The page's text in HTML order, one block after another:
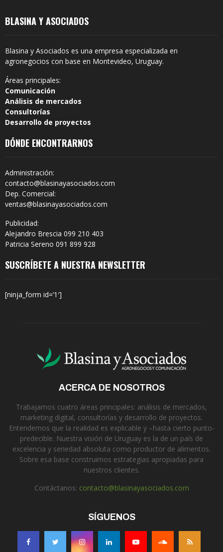
BLASINA Y ASOCIADOS
Blasina y Asociados es una empresa especializada en
agronegocios con base en Montevideo, Uruguay.
Áreas principales:
Comunicación
Análisis de mercados
Consultorías
Desarrollo de proyectos
DÓNDE ENCONTRARNOS
Administración:
contacto@blasinayasociados.com
Dep. Comercial:
ventas@blasinayasociados.com
Publicidad:
Alejandro Brescia 099 210 403
Patricia Sereno 091 899 928
SUSCRÍBETE A NUESTRA NEWSLETTER
[ninja_form id=’1′]
ACERCA DE NOSOTROS
Trabajamos cuatro áreas principales: análisis de mercados,
marketing digital, consultorías y desarrollo de proyectos.
Entendemos que la realidad es explicable y –hasta cierto punto-
predecible. Nuestra visión de Uruguay es la de un país de
excelencia y seriedad absoluta como productor de alimentos.
Sobre esa base construimos estrategias apropiadas para
nuestros clientes.
Contáctanos: contacto@blasinayasociados.com
SÍGUENOS